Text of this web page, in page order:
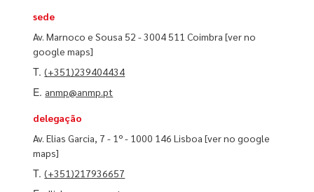
sede
Av. Marnoco e Sousa 52 - 3004 511 Coimbra[ver no
google maps]
T.(+351)239404434
E. anmp@anmp.pt
delegação
Av. Elias Garcia, 7 - 1º - 1000 146 Lisboa[ver no google
maps]
T.(+351)217936657